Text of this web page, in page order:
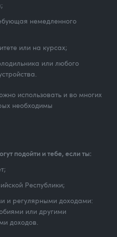
немедленного
или на курсах;
или любого
использовать и во многих
необходимы
подойти и тебе, если ты:
Республики;
и регулярными доходами:
или другими
доходов.